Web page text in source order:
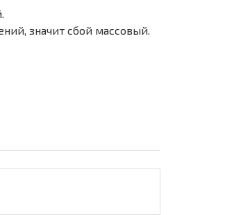
значит сбой массовый.